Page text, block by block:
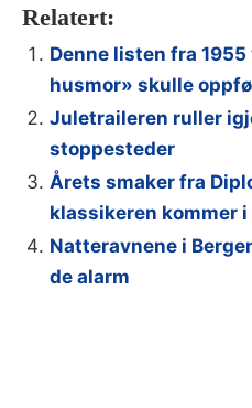
Relatert:
Denne listen fra
husmor» skulle
Juletraileren ruller
stoppesteder
Årets smaker fra
klassikeren kommer
Natteravnene i
de alarm